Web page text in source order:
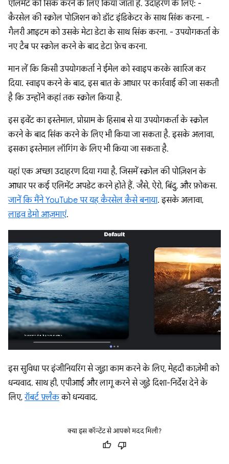
एलिमेंट को सिंक करने के लिए किया जाता है. उदाहरण के लिए: -
कैरसेल की स्क्रोल पोज़िशन को डॉट इंडिकेटर के साथ सिंक करना. -
गैलरी आइटम को उसके मेटा डेटा के साथ सिंक करना. - उपयोगकर्ता के
नए टैब पर स्क्रोल करने के बाद डेटा फ़ेच करना.
मान लें कि किसी उपयोगकर्ता ने ईमेल को स्वाइप करके खारिज कर
दिया. स्वाइप करने के बाद, इस बात के आधार पर कार्रवाई की जा सकती
है कि उन्होंने कहां तक स्क्रोल किया है.
इस इवेंट का इस्तेमाल, प्रोग्राम के हिसाब से या उपयोगकर्ता के स्क्रोल
करने के बाद सिंक करने के लिए भी किया जा सकता है. इसके अलावा,
इसका इस्तेमाल लॉगिंग के लिए भी किया जा सकता है.
यहां एक अच्छा उदाहरण दिया गया है, जिसमें स्क्रोल की पोज़िशन के
आधार पर कई एलिमेंट अपडेट करने होते हैं. जैसे, ऐरो, बिंदु, और फ़ोकस.
जानें कि मैंने YouTube पर यह कैरसेल कैसे बनाया. इसके अलावा,
लाइव डेमो आज़माएं.
इस सुविधा पर इंजीनियरिंग से जुड़ा काम करने के लिए, मेहदी काज़ेमी को
धन्यवाद. साथ ही, एपीआई और लागू करने से जुड़े दिशा-निर्देश देने के
लिए,रॉबर्ट फ़्लैकको धन्यवाद.
क्या इस कॉन्टेंट से आपको मदद मिली?